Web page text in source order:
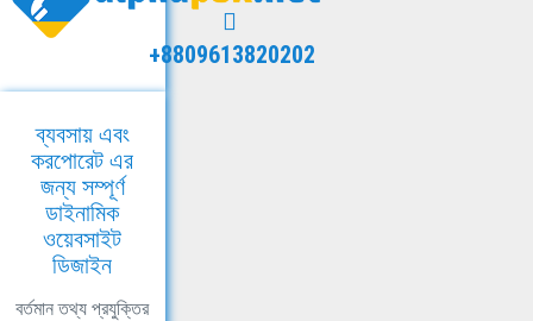
+8809613820202
ব্যবসায় এবং
করপোরেট এর
জন্য সম্পূর্ণ
ডাইনামিক
ওয়েবসাইট
ডিজাইন
বর্তমান তথ্য প্রযুক্তির